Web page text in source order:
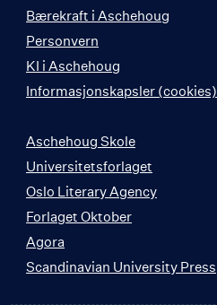
Bærekraft i Aschehoug
Personvern
KI i Aschehoug
Informasjonskapsler (cookies)
Aschehoug Skole
Universitetsforlaget
Oslo Literary Agency
Forlaget Oktober
Agora
Scandinavian University Press